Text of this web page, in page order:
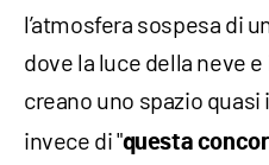
l’atmosfera sospesa di
dove la luce della neve
creano uno spazio quasi
invece di "questa